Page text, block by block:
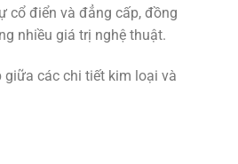
cổ điển và đẳng cấp, đồng
nhiều giá trị nghệ thuật.
giữa các chi tiết kim loại và